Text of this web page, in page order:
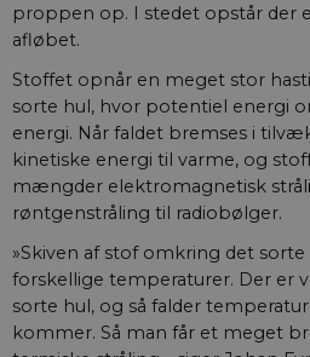
proppen op. I stedet opstår der
afløbet.
Stoffet opnår en meget stor
sorte hul, hvor potentiel energi
energi. Når faldet bremses i
kinetiske energi til varme, og
mængder elektromagnetisk
røntgenstråling til radiobølger.
»Skiven af stof omkring det
forskellige temperaturer. Der er
sorte hul, og så falder
kommer. Så man får et meget